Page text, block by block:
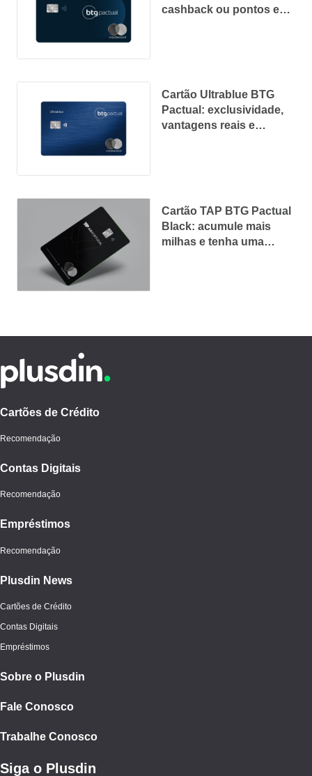
cashback ou pontos e
Cartão Ultrablue BTG
Pactual: exclusividade,
vantagens reais e
Cartão TAP BTG Pactual
Black: acumule mais
milhas e tenha uma
Cartões de Crédito
Recomendação
Contas Digitais
Recomendação
Empréstimos
Recomendação
Plusdin News
Cartões de Crédito
Contas Digitais
Empréstimos
Sobre o Plusdin
Fale Conosco
Trabalhe Conosco
Siga o Plusdin